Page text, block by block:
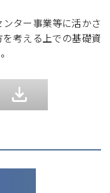
ター事業等に活かさ
考える上での基礎資